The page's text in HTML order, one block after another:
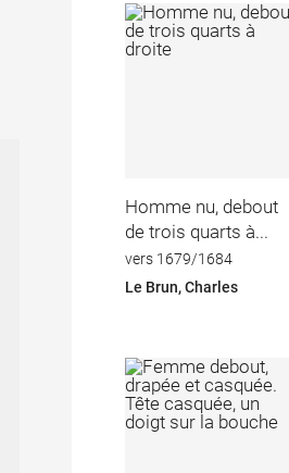
Homme nu, debout
de trois quarts à...
vers 1679/1684
Le Brun, Charles